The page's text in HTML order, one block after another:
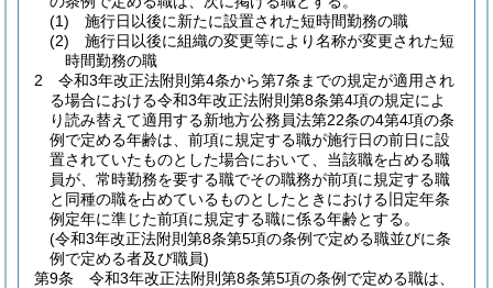
(1)
施行日以後に新たに設置された短時間勤務の職
(2)
施行日以後に組織の変更等により名称が変更された短
時間勤務の職
2
令和3年改正法附則第4条から第7条までの規定が適用され
る場合における令和3年改正法附則第8条第4項の規定によ
り読み替えて適用する新地方公務員法第22条の4第4項の条
例で定める年齢は、前項に規定する職が施行日の前日に設
置されていたものとした場合において、当該職を占める職
員が、常時勤務を要する職でその職務が前項に規定する職
と同種の職を占めているものとしたときにおける旧定年条
例定年に準じた前項に規定する職に係る年齢とする。
(令和3年改正法附則第8条第5項の条例で定める職並びに条
例で定める者及び職員)
第9条
令和3年改正法附則第8条第5項の条例で定める職は、